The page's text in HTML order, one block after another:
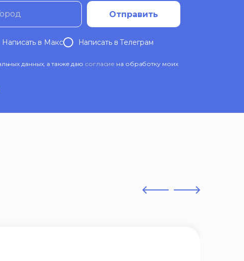
Отправить
Написать в Mакс Написать в Телеграм
данных, а также даю согласие на обработку моих